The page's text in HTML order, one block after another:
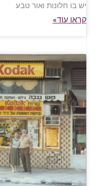
יש בו חלונות ואור טבע
קראו עוד»